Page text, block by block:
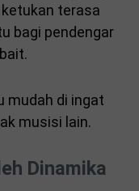
terasa
bagi pendengar
mudah di ingat
musisi lain.
Dinamika